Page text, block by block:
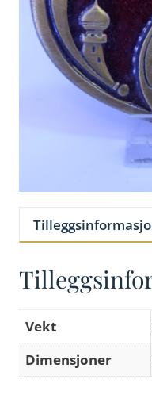
Vekt
Dimensjoner